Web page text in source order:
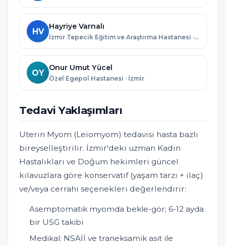
HV
Hayriye Varnalı
İzmir Tepecik Eğitim ve Araştırma Hastanesi · İzmir
OY
Onur Umut Yücel
Özel Egepol Hastanesi · İzmir
Tedavi Yaklaşımları
Uterin Myom (Leiomyom) tedavisi hasta bazlı
bireyselleştirilir. İzmir'deki uzman Kadın
Hastalıkları ve Doğum hekimleri güncel
kılavuzlara göre konservatif (yaşam tarzı + ilaç)
ve/veya cerrahi seçenekleri değerlendirir:
Asemptomatik myomda bekle-gör; 6-12 ayda
bir USG takibi
Medikal: NSAİİ ve traneksamik asit ile